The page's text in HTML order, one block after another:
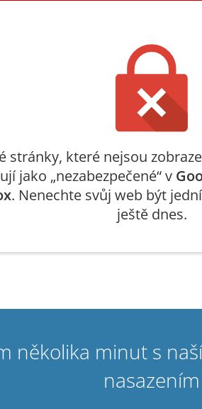
stránky, které nejsou
jako „nezabezpečené“ v
. Nenechte svůj web být
ještě dnes.
několika minut s
nasazením